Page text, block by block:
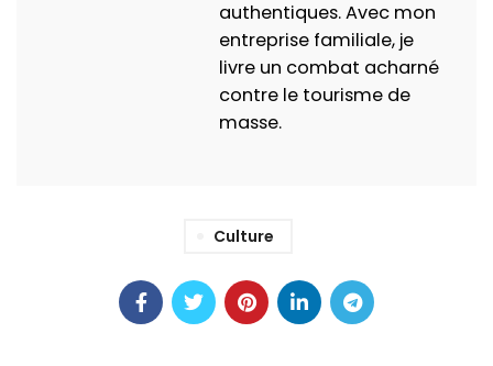
authentiques. Avec mon
entreprise familiale, je
livre un combat acharné
contre le tourisme de
masse.
Culture